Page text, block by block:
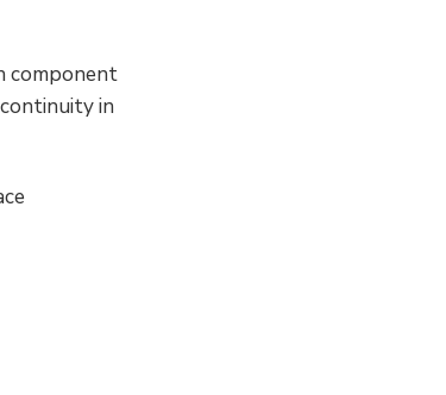
component
in